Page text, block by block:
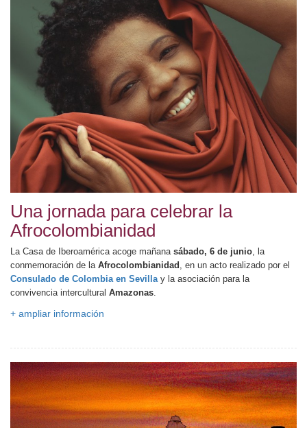
Una jornada para celebrar la
Afrocolombianidad
La Casa de Iberoamérica acoge mañana sábado, 6 de junio , la
conmemoración de la Afrocolombianidad , en un acto realizado por el
Consulado de Colombia en Sevilla y la asociación para la
convivencia intercultural Amazonas
+ ampliar información